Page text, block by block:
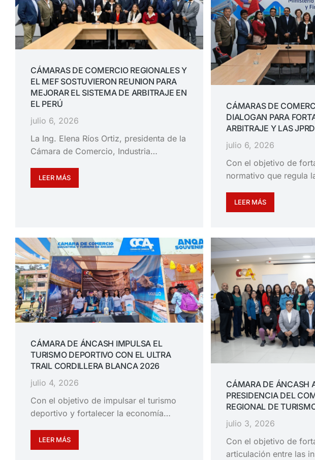
CÁMARAS DE COMERCIO REGIONALES Y
EL MEF SOSTUVIERON REUNION PARA
MEJORAR EL SISTEMA DE ARBITRAJE EN
EL PERÚ
julio 6, 2026
La Ing. Elena Ríos Ortiz, presidenta de la
Cámara de Comercio, Industria…
LEER MÁS
CÁMARAS DE
DIALOGAN PARA
ARBITRAJE Y LAS
julio 6, 2026
Con el objetivo de
normativo que regula
LEER MÁS
CÁMARA DE ÁNCASH IMPULSA EL
TURISMO DEPORTIVO CON EL ULTRA
TRAIL CORDILLERA BLANCA 2026
julio 4, 2026
Con el objetivo de impulsar el turismo
deportivo y fortalecer la economía…
LEER MÁS
CÁMARA DE ÁNCASH
PRESIDENCIA DEL
REGIONAL DE
julio 3, 2026
Con el objetivo de
articulación entre las